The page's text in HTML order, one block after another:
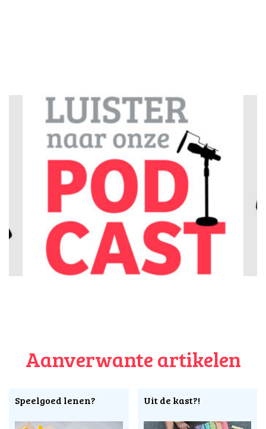
Aanverwante artikelen
Speelgoed lenen? Uit de kast?!